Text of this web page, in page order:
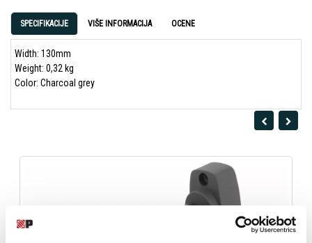
SPECIFIKACIJE VIŠE INFORMACIJA OCENE
Width: 130mm
Weight: 0,32 kg
Color: Charcoal grey